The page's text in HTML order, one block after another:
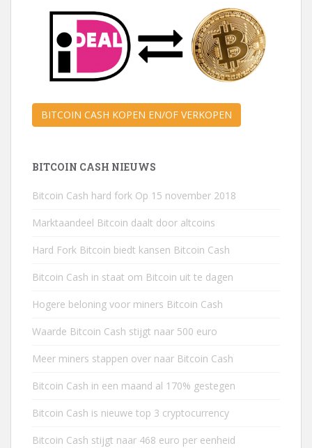
BITCOIN CASH KOPEN EN/OF VERKOPEN
BITCOIN CASH NIEUWS
Bitcoin Cash hard fork Op 15 november 2018
Marktaandeel Bitcoin daalt door altcoins
Hard Fork Bitcoin biedt kansen Bitcoin Cash
Bitcoin Cash in staat om Bitcoin uit te dagen
Hogere beloning voor miners Bitcoin Cash
Waarde Bitcoin Cash stijgt naar 500 euro
Meer miners stappen over naar Bitcoin Cash
Bitcoin Cash in een maand al 170% gestegen
Bitcoin Cash is nieuwe top 3 cryptocurrency
Bitcoin Cash stijgt naar 468 euro per eenheid